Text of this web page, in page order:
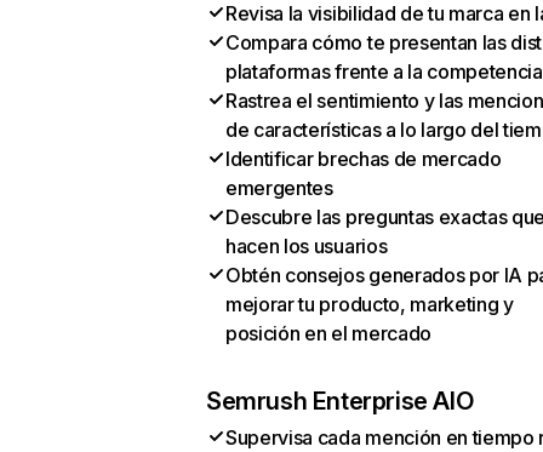
Revisa la visibilidad de tu marca en
Compara cómo te presentan las
plataformas frente a la competencia
Rastrea el sentimiento y las
de características a lo largo del
Identificar brechas de mercado
emergentes
Descubre las preguntas exactas
hacen los usuarios
Obtén consejos generados por IA
mejorar tu producto, marketing y
posición en el mercado
Semrush Enterprise AIO
Supervisa cada mención en tiempo